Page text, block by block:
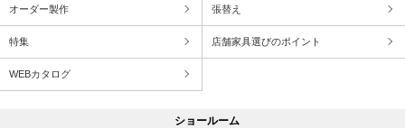
オーダー製作 張替え
特集 店舗家具選びのポイント
WEBカタログ
ショールーム